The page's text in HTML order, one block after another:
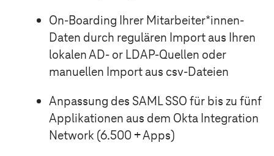
On-Boarding Ihrer Mitarbeiter*innen-
Daten durch regulären Import aus Ihren
lokalen AD- or LDAP-Quellen oder
manuellen Import aus csv-Dateien
Anpassung des SAML SSO für bis zu fünf
Applikationen aus dem Okta Integration
Network (6.500 + Apps)